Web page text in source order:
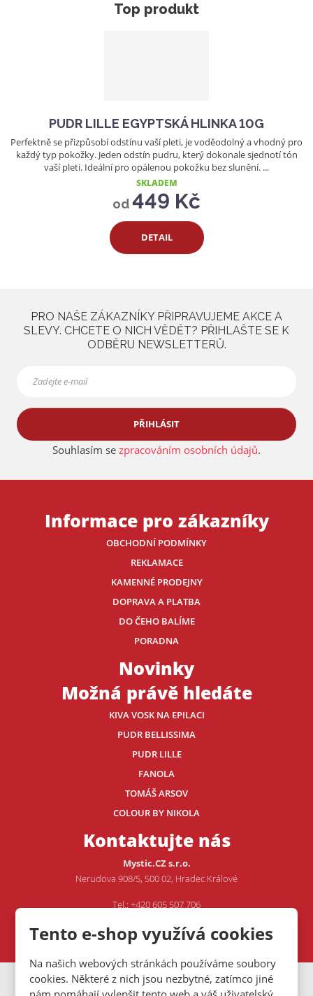
Tento e-shop využívá cookies
Na našich webových stránkách používáme soubory
cookies. Některé z nich jsou nezbytné, zatímco jiné
Top produkt
PUDR LILLE EGYPTSKÁ HLINKA 10G
Perfektně se přizpůsobí odstínu vaší pleti, je voděodolný a vhodný pro
každý typ pokožky. Jeden odstín pudru, který dokonale sjednotí tón
vaší pleti. Ideální pro opálenou pokožku bez slunění. ...
SKLADEM
od449 Kč
DETAIL
PRO NAŠE ZÁKAZNÍKY PŘIPRAVUJEME AKCE A
SLEVY. CHCETE O NICH VĚDĚT? PŘIHLAŠTE SE K
ODBĚRU NEWSLETTERŮ.
PŘIHLÁSIT
Souhlasím se zpracováním osobních údajů.
Informace pro zákazníky
OBCHODNÍ PODMÍNKY
REKLAMACE
KAMENNÉ PRODEJNY
DOPRAVA A PLATBA
DO ČEHO BALÍME
PORADNA
Novinky
Možná právě hledáte
KIVA VOSK NA EPILACI
PUDR BELLISSIMA
PUDR LILLE
FANOLA
TOMÁŠ ARSOV
COLOUR BY NIKOLA
Kontaktujte nás
Mystic.CZ s.r.o.
Nerudova 908/5, 500 02, Hradec Králové
Tel.: +420 605 507 706
VISA MasterCardMaestro